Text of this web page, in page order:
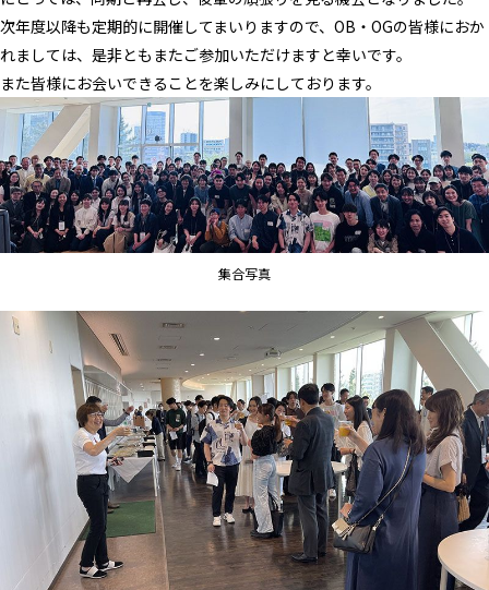
次年度以降も定期的に開催してまいりますので、OB・OGの皆様におか
れましては、是非ともまたご参加いただけますと幸いです。
また皆様にお会いできることを楽しみにしております。
集合写真